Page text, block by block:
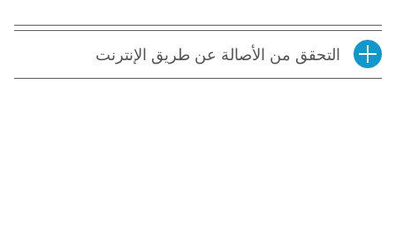
التحقق من الأصالة عن طريق الإنترنت